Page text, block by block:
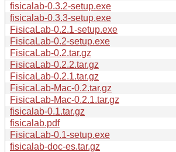
fisicalab-0.3.2-setup.exe
fisicalab-0.3.3-setup.exe
FisicaLab-0.2.1-setup.exe
FisicaLab-0.2-setup.exe
FisicaLab-0.2.tar.gz
FisicaLab-0.2.2.tar.gz
FisicaLab-0.2.1.tar.gz
FisicaLab-Mac-0.2.tar.gz
FisicaLab-Mac-0.2.1.tar.gz
fisicalab-0.1.tar.gz
fisicalab.pdf
FisicaLab-0.1-setup.exe
fisicalab-doc-es.tar.gz